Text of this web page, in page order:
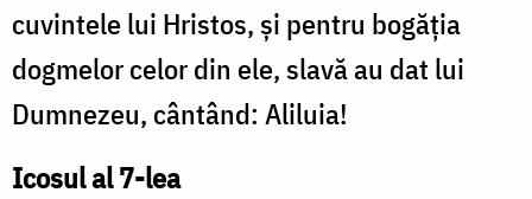
cuvintele lui Hristos, şi pentru bogăţia
dogmelor celor din ele, slavă au dat lui
Dumnezeu, cântând: Aliluia!
Icosul al 7-lea